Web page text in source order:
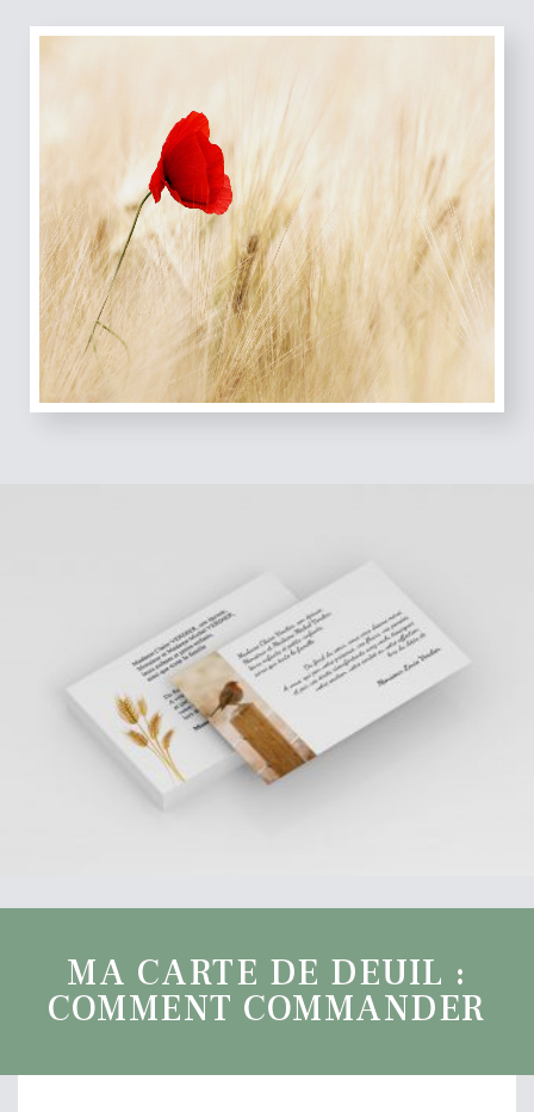
MA CARTE DE DEUIL :
COMMENT COMMANDER